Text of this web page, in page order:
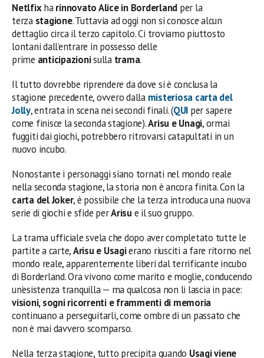
Netlfixharinnovato Alice in Borderland per la
terza stagione. Tuttavia ad oggi non si conosce alcun
dettaglio circa il terzo capitolo. Ci troviamo piuttosto
lontani dall’entrare in possesso delle
prime anticipazionisulla trama.
Il tutto dovrebbe riprendere da dove si è conclusa la
stagione precedente, ovvero dalla misteriosa carta del
Jolly, entrata in scena nei secondi finali. (QUI per sapere
come finisce la seconda stagione).Arisu e Unagi, ormai
fuggiti dai giochi, potrebbero ritrovarsi catapultati in un
nuovo incubo.
Nonostante i personaggi siano tornati nel mondo reale
nella seconda stagione, la storia non è ancora finita. Con la
carta del Joker, è possibile che la terza introduca una nuova
serie di giochi e sfide perArisue il suo gruppo.
La trama ufficiale svela che dopo aver completato tutte le
partite a carte,Arisu e Usagierano riusciti a fare ritorno nel
mondo reale, apparentemente liberi dal terrificante incubo
di Borderland. Ora vivono come marito e moglie, conducendo
un’esistenza tranquilla — ma qualcosa non li lascia in pace:
visioni, sogni ricorrenti e frammenti di memoria
continuano a perseguitarli, come ombre di un passato che
non è mai davvero scomparso.
Nella terza stagione, tutto precipita quando Usagi viene